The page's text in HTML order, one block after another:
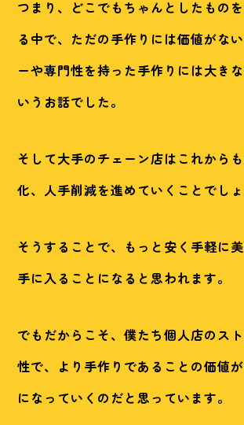
つまり、どこでもちゃんとしたもの
る中で、ただの手作りには価値がな
ーや専門性を持った手作りには大き
いうお話でした。
そして大手のチェーン店はこれから
化、人手削減を進めていくことでしょ
そうすることで、もっと安く手軽に
手に入ることになると思われます。
でもだからこそ、僕たち個人店のス
性で、より手作りであることの価値
になっていくのだと思っています。